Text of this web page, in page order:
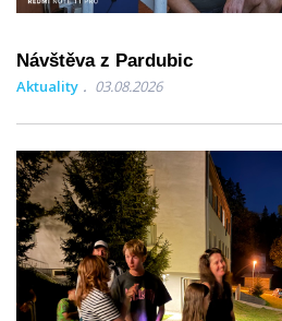
Návštěva z Pardubic
Aktuality 03.08.2026